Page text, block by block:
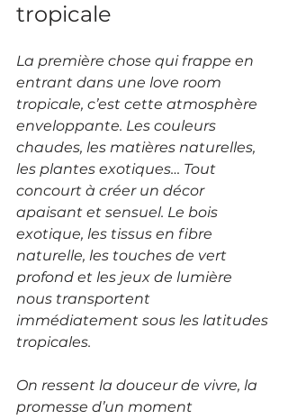
tropicale
La première chose qui frappe en
entrant dans une love room
tropicale, c’est cette atmosphère
enveloppante. Les couleurs
chaudes, les matières naturelles,
les plantes exotiques… Tout
concourt à créer un décor
apaisant et sensuel. Le bois
exotique, les tissus en fibre
naturelle, les touches de vert
profond et les jeux de lumière
nous transportent
immédiatement sous les latitudes
tropicales.
On ressent la douceur de vivre, la
promesse d’un moment